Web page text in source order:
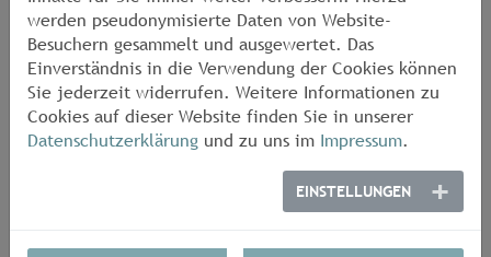
Aktuelle Seiten Unterseiten
Systemabgasanlagen
Abwasserleitungen, -verbindungen
Organische Analytik Und Ölbinder
werden pseudonymisierte Daten von Website-
Besuchern gesammelt und ausgewertet. Das
Einverständnis in die Verwendung der Cookies können
Sie jederzeit widerrufen. Weitere Informationen zu
Cookies auf dieser Website finden Sie in unserer
Datenschutzerklärung und zu uns im Impressum.
EINSTELLUNGEN